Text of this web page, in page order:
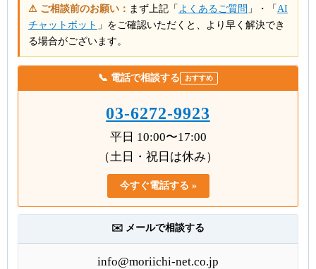
⚠ ご相談前のお願い： まず上記「 よくあるご質問 」・「 AI
チャットボット 」をご確認いただくと、より早く解決でき
る場合がございます。
📞 電話で相談する おすすめ
03-6272-9923
平日 10:00〜17:00
（土日・祝日は休み）
今すぐ電話する »
✉️ メールで相談する
info@moriichi-net.co.jp